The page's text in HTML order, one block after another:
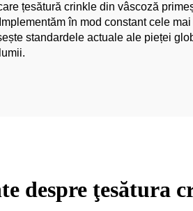
țesătură crinkle din vâscoză
în mod constant cele
standardele actuale ale pieței
despre ţesătura